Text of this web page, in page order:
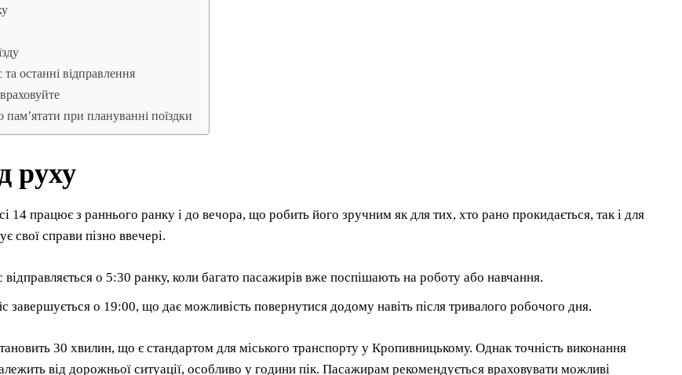
останні відправлення
при плануванні поїздки
руху
14 працює з раннього ранку і до вечора, що робить його зручним як для тих, хто рано прокидається, так і для
свої справи пізно ввечері.
о 5:30 ранку, коли багато пасажирів вже поспішають на роботу або навчання.
завершується о 19:00, що дає можливість повернутися додому навіть після тривалого робочого дня.
30 хвилин, що є стандартом для міського транспорту у Кропивницькому. Однак точність виконання
від дорожньої ситуації, особливо у години пік. Пасажирам рекомендується враховувати можливі